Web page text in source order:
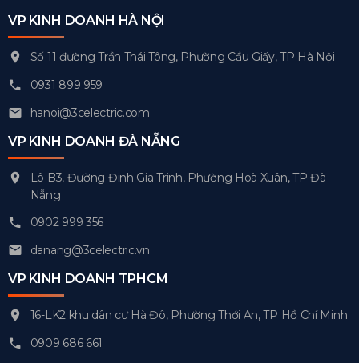
VP KINH DOANH HÀ NỘI
Số 11 đường Trần Thái Tông, Phường Cầu Giấy, TP Hà Nội
0931 899 959
hanoi@3celectric.com
VP KINH DOANH ĐÀ NẴNG
Lô B3, Đường Đinh Gia Trinh, Phường Hoà Xuân, TP Đà
Nẵng
0902 999 356
danang@3celectric.vn
VP KINH DOANH TPHCM
16-LK2 khu dân cư Hà Đô, Phường Thới An, TP Hồ Chí Minh
0909 686 661